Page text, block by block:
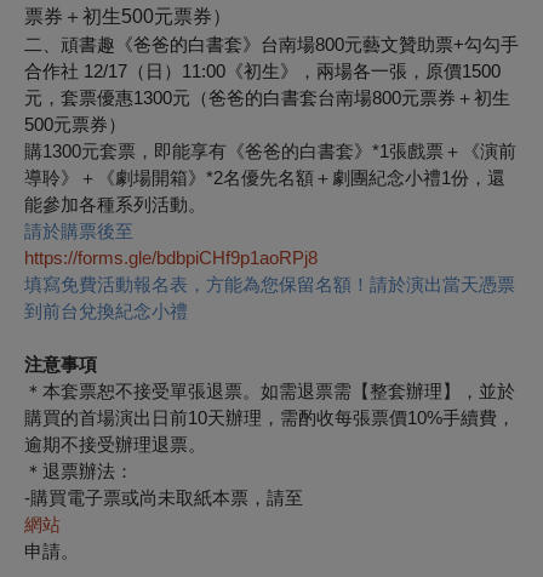
票券＋初生500元票券）
二、頑書趣《爸爸的白書套》台南場800元藝文贊助票+勾勾手
合作社 12/17（日）11:00《初生》，兩場各一張，原價1500
元，套票優惠1300元（爸爸的白書套台南場800元票券＋初生
500元票券）
購1300元套票，即能享有《爸爸的白書套》*1張戲票＋《演前
導聆》＋《劇場開箱》*2名優先名額＋劇團紀念小禮1份，還
能參加各種系列活動。
請於購票後至
https://forms.gle/bdbpiCHf9p1aoRPj8
填寫免費活動報名表，方能為您保留名額！請於演出當天憑票
到前台兌換紀念小禮
注意事項
＊本套票恕不接受單張退票。如需退票需【整套辦理】，並於
購買的首場演出日前10天辦理，需酌收每張票價10%手續費，
逾期不接受辦理退票。
＊退票辦法：
-購買電子票或尚未取紙本票，請至
網站
申請。